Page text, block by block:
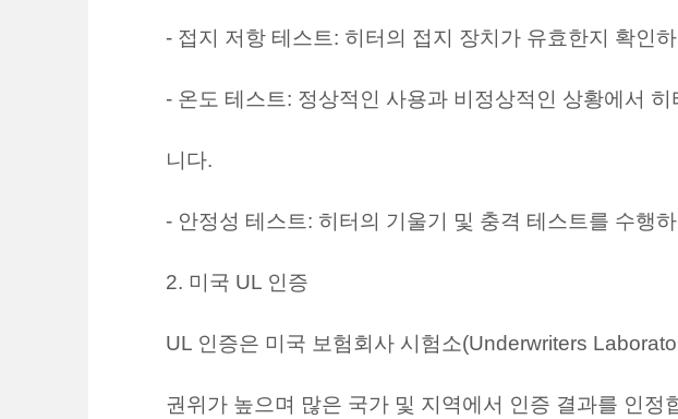
- 접지 저항 테스트: 히터의 접지 장치가 유효한지 확인
- 온도 테스트: 정상적인 사용과 비정상적인 상황에서
니다.
- 안정성 테스트: 히터의 기울기 및 충격 테스트를 수행
2. 미국 UL 인증
UL 인증은 미국 보험회사 시험소(Underwriters
권위가 높으며 많은 국가 및 지역에서 인증 결과를 인정